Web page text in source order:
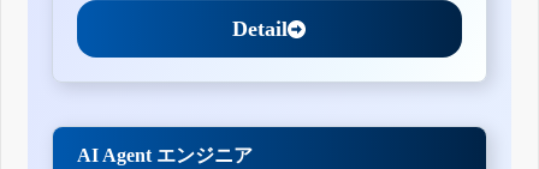
Detail
AI Agent エンジニア